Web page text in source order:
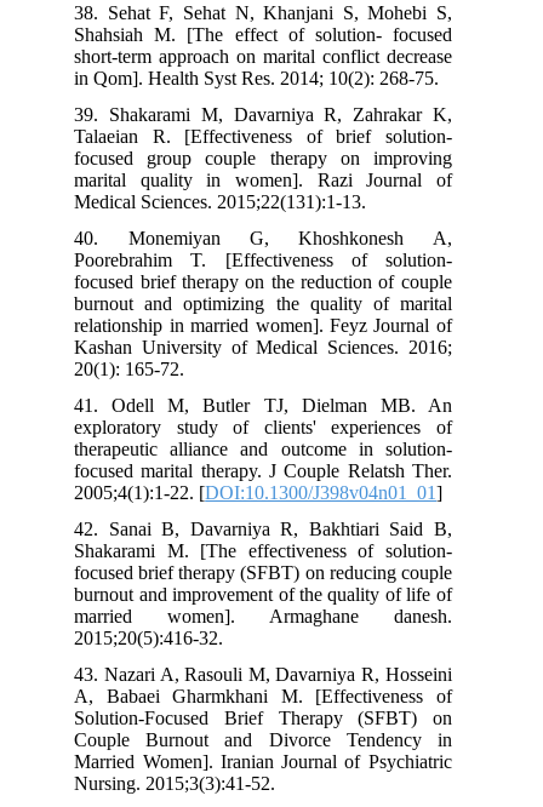
38. Sehat F, Sehat N, Khanjani S, Mohebi S,
Shahsiah M. [The effect of solution- focused
short-term approach on marital conflict decrease
in Qom]. Health Syst Res. 2014; 10(2): 268-75.
39. Shakarami M, Davarniya R, Zahrakar K,
Talaeian R. [Effectiveness of brief solution-
focused group couple therapy on improving
marital quality in women]. Razi Journal of
Medical Sciences. 2015;22(131):1-13.
40. Monemiyan G, Khoshkonesh A,
Poorebrahim T. [Effectiveness of solution-
focused brief therapy on the reduction of couple
burnout and optimizing the quality of marital
relationship in married women]. Feyz Journal of
Kashan University of Medical Sciences. 2016;
20(1): 165-72.
41. Odell M, Butler TJ, Dielman MB. An
exploratory study of clients' experiences of
therapeutic alliance and outcome in solution-
focused marital therapy. J Couple Relatsh Ther.
2005;4(1):1-22. [DOI:10.1300/J398v04n01_01
42. Sanai B, Davarniya R, Bakhtiari Said B,
Shakarami M. [The effectiveness of solution-
focused brief therapy (SFBT) on reducing couple
burnout and improvement of the quality of life of
married women]. Armaghane danesh.
2015;20(5):416-32.
43. Nazari A, Rasouli M, Davarniya R, Hosseini
A, Babaei Gharmkhani M. [Effectiveness of
Solution-Focused Brief Therapy (SFBT) on
Couple Burnout and Divorce Tendency in
Married Women]. Iranian Journal of Psychiatric
Nursing. 2015;3(3):41-52.